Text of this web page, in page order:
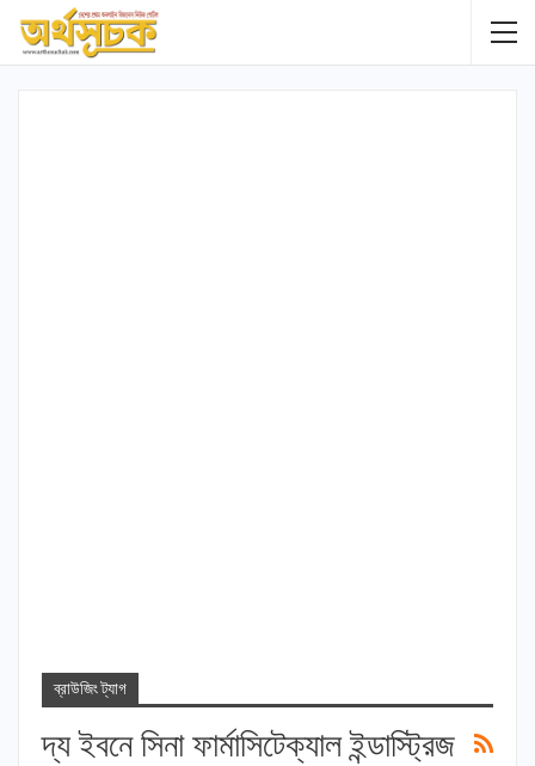
ব্রাউজিং ট্যাগ
দ্য ইবনে সিনা ফার্মাসিটেক্যাল ইন্ডাস্ট্রিজ